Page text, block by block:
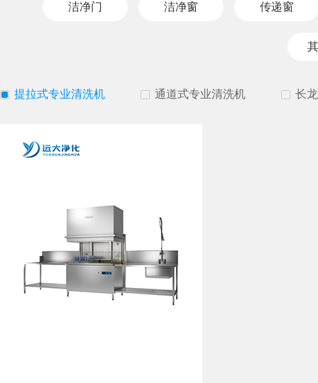
洁净门 洁净窗 传递窗
提拉式专业清洗机 通道式专业清洗机 长